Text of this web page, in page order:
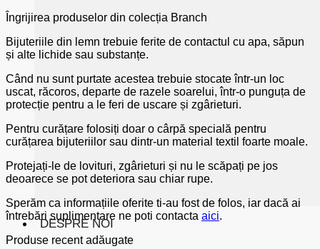
DESPRE NOI
Îngrijirea produselor din colecția Branch
Bijuteriile din lemn trebuie ferite de contactul cu apa, săpun
și alte lichide sau substanțe.
Când nu sunt purtate acestea trebuie stocate într-un loc
uscat, răcoros, departe de razele soarelui, într-o punguța de
protecție pentru a le feri de uscare și zgârieturi.
Pentru curățare folosiți doar o cârpă specială pentru
curățarea bijuteriilor sau dintr-un material textil foarte moale.
Protejați-le de lovituri, zgârieturi și nu le scăpați pe jos
deoarece se pot deteriora sau chiar rupe.
Sperăm ca informațiile oferite ti-au fost de folos, iar dacă ai
întrebări suplimentare ne poti contacta aici.
Produse recent adăugate